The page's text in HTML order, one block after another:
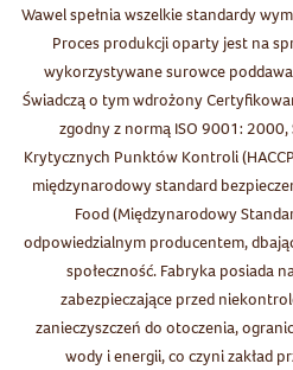
Wawel spełnia wszelkie standardy
Proces produkcji oparty jest na
wykorzystywane surowce
Świadczą o tym wdrożony
zgodny z normą ISO 9001:
Krytycznych Punktów Kontroli
międzynarodowy standard
Food (Międzynarodowy
odpowiedzialnym producentem,
społeczność. Fabryka posiada
zabezpieczające przed
zanieczyszczeń do otoczenia,
wody i energii, co czyni zakład